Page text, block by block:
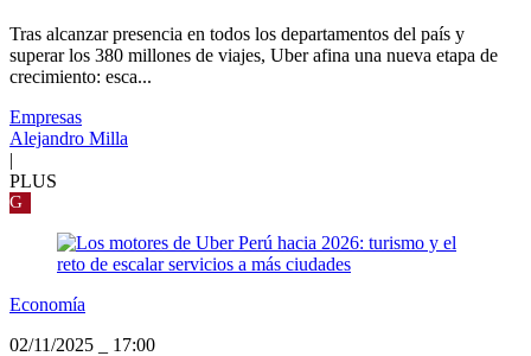
Tras alcanzar presencia en todos los departamentos del país y
superar los 380 millones de viajes, Uber afina una nueva etapa de
crecimiento: esca...
Empresas
Alejandro Milla
|
PLUS
G
Economía
02/11/2025
17:00